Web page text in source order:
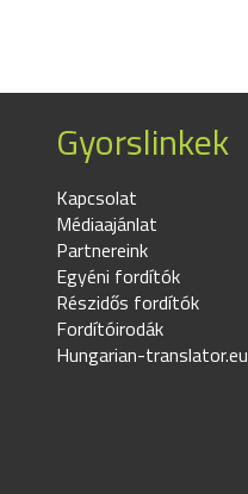
Gyorslinkek
Kapcsolat
Médiaajánlat
Partnereink
Egyéni fordítók
Részidős fordítók
Fordítóirodák
Hungarian-translator.eu